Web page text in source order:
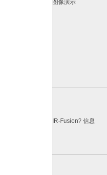
图像演示
IR-Fusion? 信息